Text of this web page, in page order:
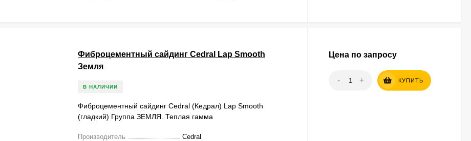
Фиброцементный сайдинг Cedral Lap Smooth
Земля
В НАЛИЧИИ
Фиброцементный сайдинг Cedral (Кедрал) Lap Smooth
(гладкий) Группа ЗЕМЛЯ. Теплая гамма
Производитель
Cedral
Цена по запросу
- + КУПИТЬ